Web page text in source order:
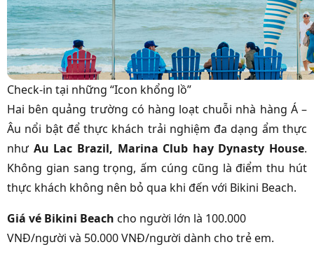
Check-in tại những “Icon khổng lồ”
Hai bên quảng trường có hàng loạt chuỗi nhà hàng Á –
Âu nổi bật để thực khách trải nghiệm đa dạng ẩm thực
như Au Lac Brazil, Marina Club hay Dynasty House.
Không gian sang trọng, ấm cúng cũng là điểm thu hút
thực khách không nên bỏ qua khi đến với Bikini Beach.
Giá vé Bikini Beach cho người lớn là 100.000
VNĐ/người và 50.000 VNĐ/người dành cho trẻ em.